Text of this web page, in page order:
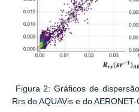
Figura 2: Gráficos de
Rrs do AQUAVis e do